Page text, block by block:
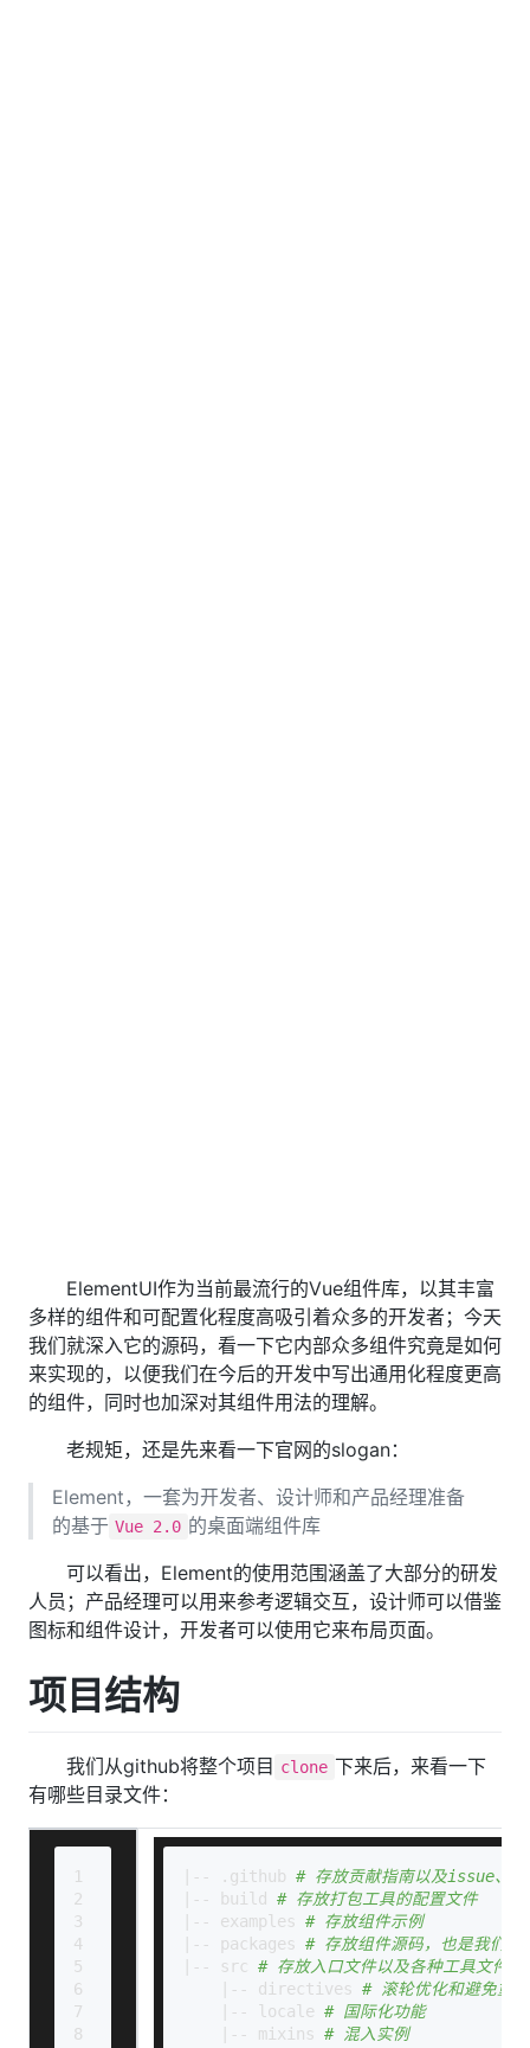
ElementUI作为当前最流行的Vue组件库，以其丰富
多样的组件和可配置化程度高吸引着众多的开发者；今天
我们就深入它的源码，看一下它内部众多组件究竟是如何
来实现的，以便我们在今后的开发中写出通用化程度更高
的组件，同时也加深对其组件用法的理解。
老规矩，还是先来看一下官网的slogan：
Element，一套为开发者、设计师和产品经理准备
的基于 Vue 2.0 的桌面端组件库
可以看出，Element的使用范围涵盖了大部分的研发
人员；产品经理可以用来参考逻辑交互，设计师可以借鉴
图标和组件设计，开发者可以使用它来布局页面。
项目结构
我们从github将整个项目 clone 下来后，来看一下
有哪些目录文件：
1
2
3
4
5
6
7
8
|-- .github # 存放贡献指南以及issue、
|-- build # 存放打包工具的配置文件
|-- examples # 存放组件示例
|-- packages # 存放组件源码，也是我们分
|-- src # 存放入口文件以及各种工具文件
    |-- directives
# 滚轮优化和避免重
    |-- locale
# 国际化功能
    |-- mixins
# 混入实例